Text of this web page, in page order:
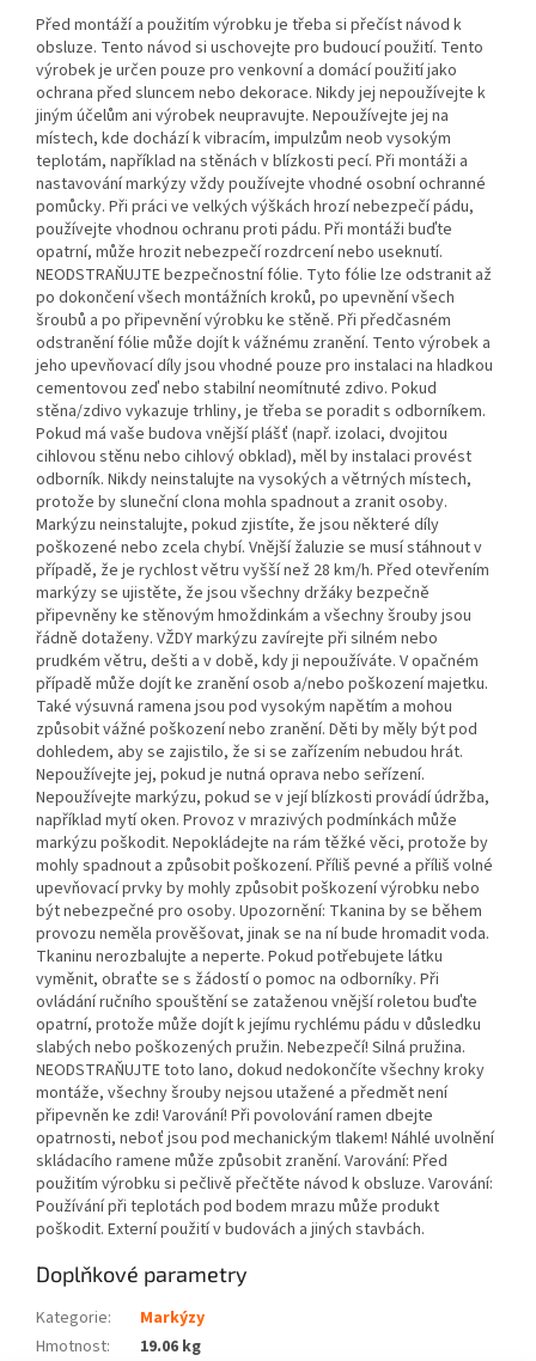
Před montáží a použitím výrobku je třeba si přečíst návod k
obsluze. Tento návod si uschovejte pro budoucí použití. Tento
výrobek je určen pouze pro venkovní a domácí použití jako
ochrana před sluncem nebo dekorace. Nikdy jej nepoužívejte k
jiným účelům ani výrobek neupravujte. Nepoužívejte jej na
místech, kde dochází k vibracím, impulzům neob vysokým
teplotám, například na stěnách v blízkosti pecí. Při montáži a
nastavování markýzy vždy používejte vhodné osobní ochranné
pomůcky. Při práci ve velkých výškách hrozí nebezpečí pádu,
používejte vhodnou ochranu proti pádu. Při montáži buďte
opatrní, může hrozit nebezpečí rozdrcení nebo useknutí.
NEODSTRAŇUJTE bezpečnostní fólie. Tyto fólie lze odstranit až
po dokončení všech montážních kroků, po upevnění všech
šroubů a po připevnění výrobku ke stěně. Při předčasném
odstranění fólie může dojít k vážnému zranění. Tento výrobek a
jeho upevňovací díly jsou vhodné pouze pro instalaci na hladkou
cementovou zeď nebo stabilní neomítnuté zdivo. Pokud
stěna/zdivo vykazuje trhliny, je třeba se poradit s odborníkem.
Pokud má vaše budova vnější plášť (např. izolaci, dvojitou
cihlovou stěnu nebo cihlový obklad), měl by instalaci provést
odborník. Nikdy neinstalujte na vysokých a větrných místech,
protože by sluneční clona mohla spadnout a zranit osoby.
Markýzu neinstalujte, pokud zjistíte, že jsou některé díly
poškozené nebo zcela chybí. Vnější žaluzie se musí stáhnout v
případě, že je rychlost větru vyšší než 28 km/h. Před otevřením
markýzy se ujistěte, že jsou všechny držáky bezpečně
připevněny ke stěnovým hmoždinkám a všechny šrouby jsou
řádně dotaženy. VŽDY markýzu zavírejte při silném nebo
prudkém větru, dešti a v době, kdy ji nepoužíváte. V opačném
případě může dojít ke zranění osob a/nebo poškození majetku.
Také výsuvná ramena jsou pod vysokým napětím a mohou
způsobit vážné poškození nebo zranění. Děti by měly být pod
dohledem, aby se zajistilo, že si se zařízením nebudou hrát.
Nepoužívejte jej, pokud je nutná oprava nebo seřízení.
Nepoužívejte markýzu, pokud se v její blízkosti provádí údržba,
například mytí oken. Provoz v mrazivých podmínkách může
markýzu poškodit. Nepokládejte na rám těžké věci, protože by
mohly spadnout a způsobit poškození. Příliš pevné a příliš volné
upevňovací prvky by mohly způsobit poškození výrobku nebo
být nebezpečné pro osoby. Upozornění: Tkanina by se během
provozu neměla prověšovat, jinak se na ní bude hromadit voda.
Tkaninu nerozbalujte a neperte. Pokud potřebujete látku
vyměnit, obraťte se s žádostí o pomoc na odborníky. Při
ovládání ručního spouštění se zataženou vnější roletou buďte
opatrní, protože může dojít k jejímu rychlému pádu v důsledku
slabých nebo poškozených pružin. Nebezpečí! Silná pružina.
NEODSTRAŇUJTE toto lano, dokud nedokončíte všechny kroky
montáže, všechny šrouby nejsou utažené a předmět není
připevněn ke zdi! Varování! Při povolování ramen dbejte
opatrnosti, neboť jsou pod mechanickým tlakem! Náhlé uvolnění
skládacího ramene může způsobit zranění. Varování: Před
použitím výrobku si pečlivě přečtěte návod k obsluze. Varování:
Používání při teplotách pod bodem mrazu může produkt
poškodit. Externí použití v budovách a jiných stavbách.
Doplňkové parametry
Kategorie:
Markýzy
Hmotnost: 19.06 kg